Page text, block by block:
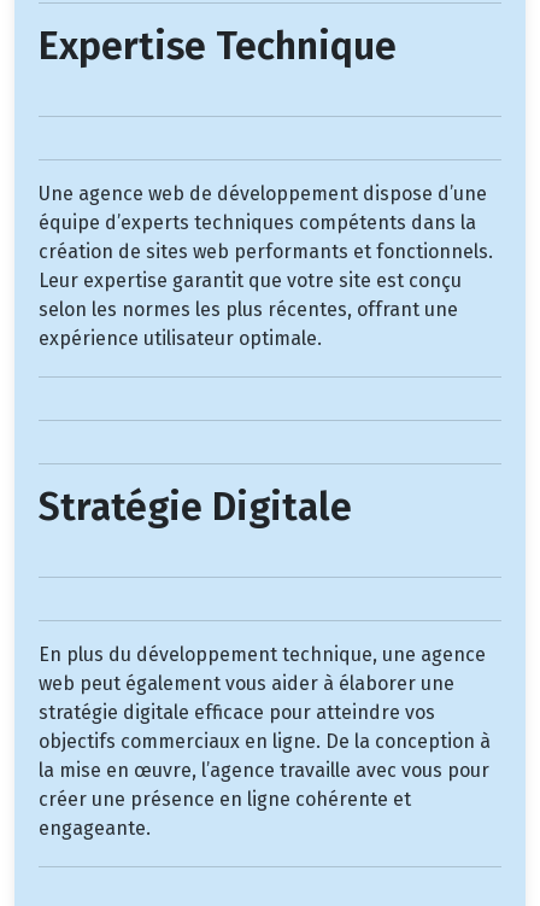
Expertise Technique
Une agence web de développement dispose d’une
équipe d’experts techniques compétents dans la
création de sites web performants et fonctionnels.
Leur expertise garantit que votre site est conçu
selon les normes les plus récentes, offrant une
expérience utilisateur optimale.
Stratégie Digitale
En plus du développement technique, une agence
web peut également vous aider à élaborer une
stratégie digitale efficace pour atteindre vos
objectifs commerciaux en ligne. De la conception à
la mise en œuvre, l’agence travaille avec vous pour
créer une présence en ligne cohérente et
engageante.